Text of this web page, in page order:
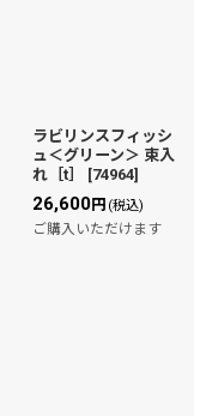
ラビリンスフィッシ
ュ＜グリーン＞ 束入
れ［t］
[74964]
26,600円 (税込)
ご購入いただけます